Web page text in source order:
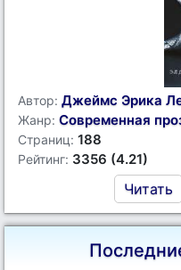
Автор: Джеймс Эрика
Жанр: Современная
Страниц: 188
Рейтинг: 3356 (4.21)
Читать